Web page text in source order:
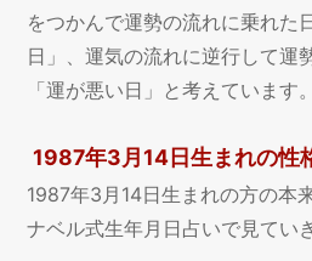
をつかんで運勢の流れに乗れた
日」、運気の流れに逆行して運
「運が悪い日」と考えています。
1987年3月14日生まれの性
1987年3月14日生まれの方の本
ナベル式生年月日占いで見てい